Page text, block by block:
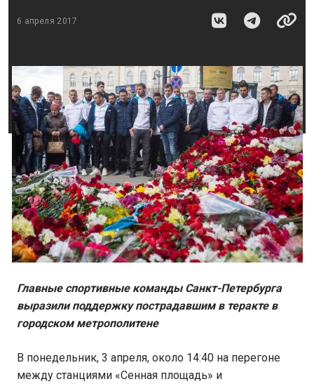
6 апреля 2017
Главные спортивные команды Санкт-Петербурга
выразили поддержку пострадавшим в теракте в
городском метрополитене
В понедельник, 3 апреля, около 14:40 на перегоне
между станциями «Сенная площадь» и